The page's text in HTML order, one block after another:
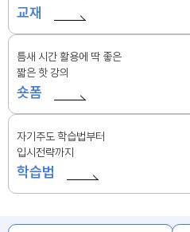
교재
틈새 시간 활용에 딱 좋은
짧은 핫 강의
숏폼
자기주도 학습법부터
입시전략까지
학습법